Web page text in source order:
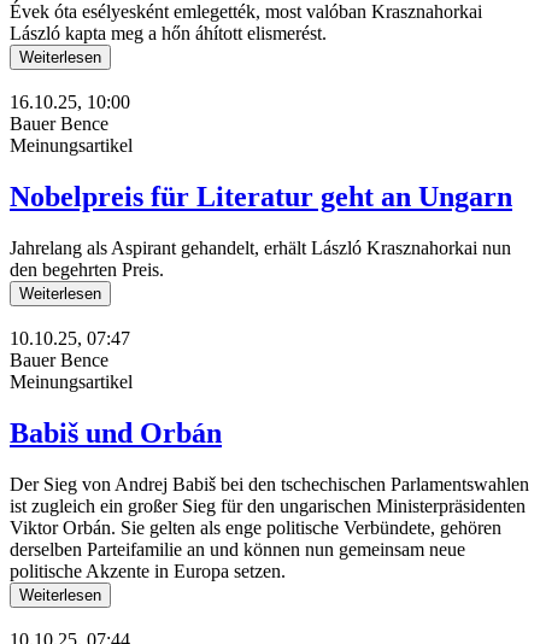
Évek óta esélyesként emlegették, most valóban Krasznahorkai
László kapta meg a hőn áhított elismerést.
Weiterlesen
16.10.25, 10:00
Bauer Bence
Meinungsartikel
Nobelpreis für Literatur geht an Ungarn
Jahrelang als Aspirant gehandelt, erhält László Krasznahorkai nun
den begehrten Preis.
Weiterlesen
10.10.25, 07:47
Bauer Bence
Meinungsartikel
Babiš und Orbán
Der Sieg von Andrej Babiš bei den tschechischen Parlamentswahlen
ist zugleich ein großer Sieg für den ungarischen Ministerpräsidenten
Viktor Orbán. Sie gelten als enge politische Verbündete, gehören
derselben Parteifamilie an und können nun gemeinsam neue
politische Akzente in Europa setzen.
Weiterlesen
10.10.25, 07:44